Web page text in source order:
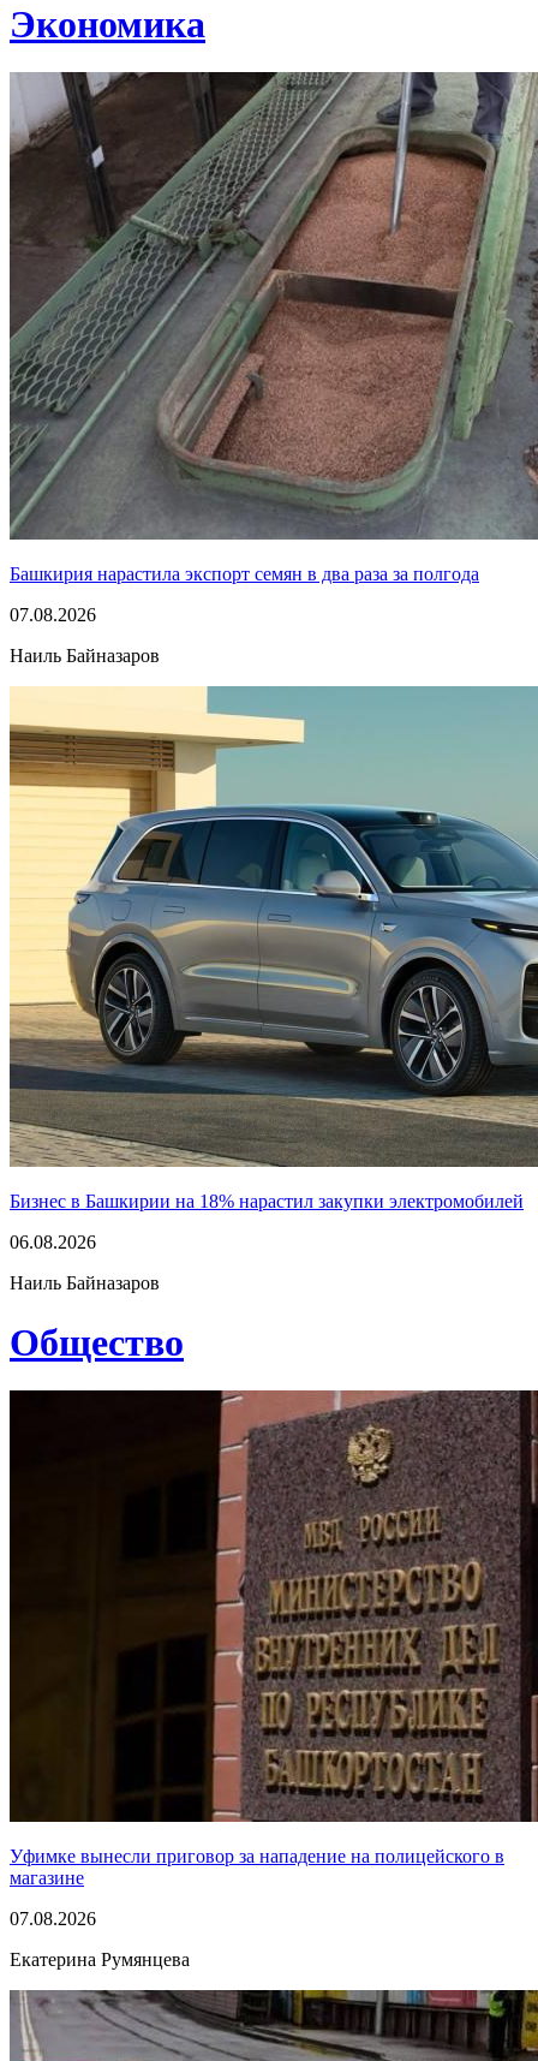
Экономика
Башкирия нарастила экспорт семян в два раза за полгода
07.08.2026
Наиль Байназаров
Бизнес в Башкирии на 18% нарастил закупки электромобилей
06.08.2026
Наиль Байназаров
Общество
Уфимке вынесли приговор за нападение на полицейского в
магазине
07.08.2026
Екатерина Румянцева